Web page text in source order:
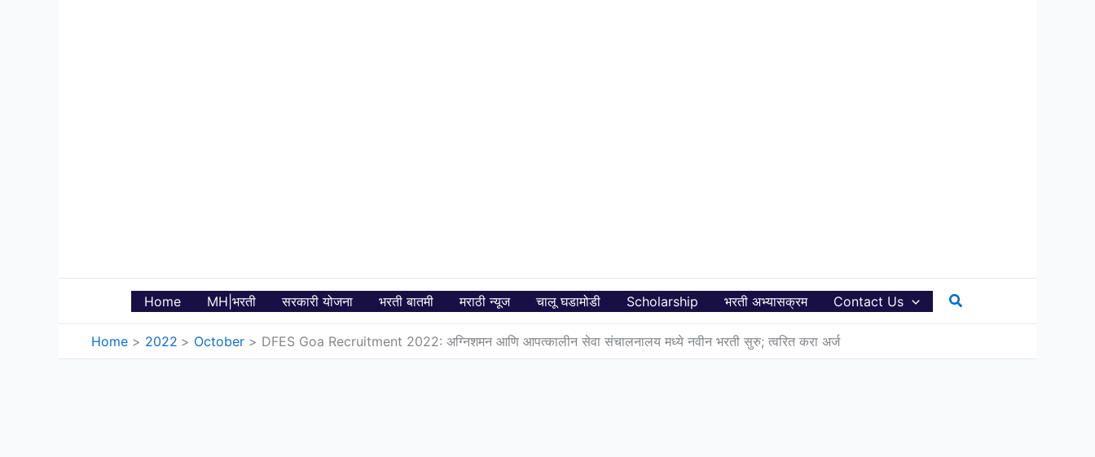
Home MH|भरती सरकारी योजना भरती बातमी मराठी न्यूज चालू घडामोडी Scholarship भरती अभ्यासक्रम Contact Us Search
Home 2022 October DFES Goa Recruitment 2022: अग्निशमन आणि आपत्कालीन सेवा संचालनालय मध्ये नवीन भरती सुरु; त्वरित करा अर्ज